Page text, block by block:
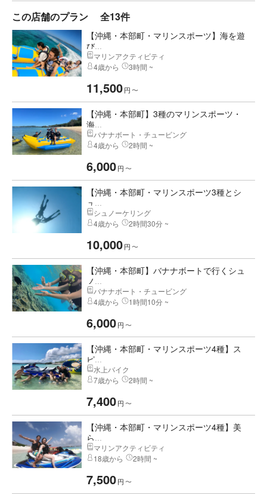
この店舗のプラン 全13件
【沖縄・本部町・マリンスポーツ】海を遊
び...
マリンアクティビティ
4歳から
3時間 ~
11,500円 〜
【沖縄・本部町】3種のマリンスポーツ・
海...
バナナボート・チュービング
4歳から
2時間 ~
6,000円 〜
【沖縄・本部町・マリンスポーツ3種とシ
ュ...
シュノーケリング
4歳から
2時間30分 ~
10,000円 〜
【沖縄・本部町】バナナボートで行くシュ
ノ...
バナナボート・チュービング
4歳から
1時間10分 ~
6,000円 〜
【沖縄・本部町・マリンスポーツ4種】ス
ピ...
水上バイク
7歳から
2時間 ~
7,400円 〜
【沖縄・本部町・マリンスポーツ4種】美
ら...
マリンアクティビティ
18歳から
2時間 ~
7,500円 〜